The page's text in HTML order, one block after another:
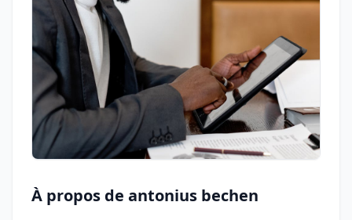
À propos de antonius bechen